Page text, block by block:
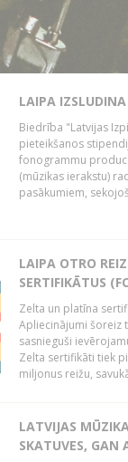
LAIPA
Biedrība "Latvijas
pieteikšanos
fonogrammu
(mūzikas ierakstu)
pasākumiem,
LAIPA OTRO
SERTIFIKĀTUS
Zelta un platīna
Apliecinājumi šoreiz
sasnieguši
Zelta sertifikāti tiek
miljonus reižu,
LATVIJAS
SKATUVES, GAN